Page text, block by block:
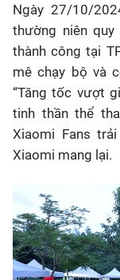
Ngày 27/10/
thường niên
thành công tại
mê chạy bộ và
“Tăng tốc vượt
tinh thần thể
Xiaomi Fans
Xiaomi mang lại.